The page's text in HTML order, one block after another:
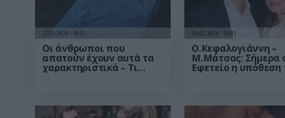
27.03.2026 18:01
Οι άνθρωποι που
απατούν έχουν αυτά τα
χαρακτηριστικά – Τι
26.03.2026 18:01
Ο.Κεφαλογιάννη –
Μ.Μάτσας: Σήμερα
Εφετείο η υπόθεση